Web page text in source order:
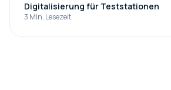
Digitalisierung für Teststationen
3 Min. Lesezeit